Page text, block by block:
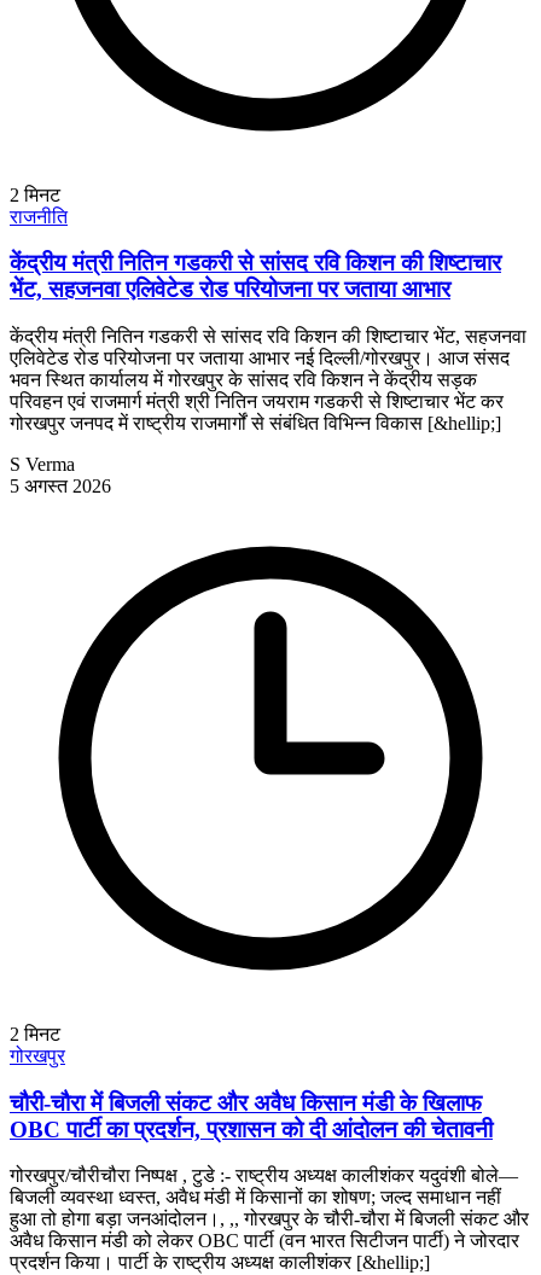
2 मिनट
राजनीति
केंद्रीय मंत्री नितिन गडकरी से सांसद रवि किशन की शिष्टाचार
भेंट, सहजनवा एलिवेटेड रोड परियोजना पर जताया आभार
केंद्रीय मंत्री नितिन गडकरी से सांसद रवि किशन की शिष्टाचार भेंट, सहजनवा
एलिवेटेड रोड परियोजना पर जताया आभार नई दिल्ली/गोरखपुर। आज संसद
भवन स्थित कार्यालय में गोरखपुर के सांसद रवि किशन ने केंद्रीय सड़क
परिवहन एवं राजमार्ग मंत्री श्री नितिन जयराम गडकरी से शिष्टाचार भेंट कर
गोरखपुर जनपद में राष्ट्रीय राजमार्गों से संबंधित विभिन्न विकास [&hellip;]
S Verma
5 अगस्त 2026
2 मिनट
गोरखपुर
चौरी-चौरा में बिजली संकट और अवैध किसान मंडी के खिलाफ
OBC पार्टी का प्रदर्शन, प्रशासन को दी आंदोलन की चेतावनी
गोरखपुर/चौरीचौरा निष्पक्ष , टुडे :- राष्ट्रीय अध्यक्ष कालीशंकर यदुवंशी बोले—
बिजली व्यवस्था ध्वस्त, अवैध मंडी में किसानों का शोषण; जल्द समाधान नहीं
हुआ तो होगा बड़ा जनआंदोलन।, ,, गोरखपुर के चौरी-चौरा में बिजली संकट और
अवैध किसान मंडी को लेकर OBC पार्टी (वन भारत सिटीजन पार्टी) ने जोरदार
प्रदर्शन किया। पार्टी के राष्ट्रीय अध्यक्ष कालीशंकर [&hellip;]